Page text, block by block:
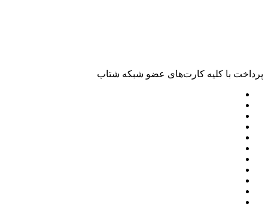
با کلیه کارت‌های عضو شبکه شتاب